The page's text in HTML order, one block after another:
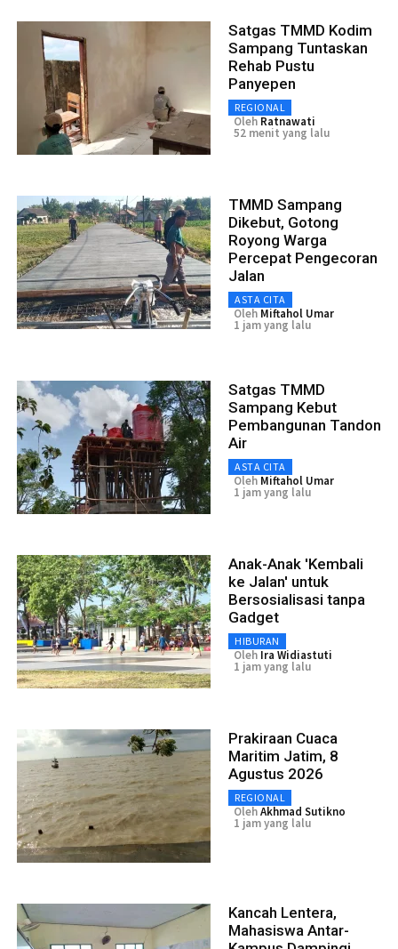
Satgas TMMD Kodim
Sampang Tuntaskan
Rehab Pustu
Panyepen
REGIONAL
Oleh Ratnawati
52 menit yang lalu
TMMD Sampang
Dikebut, Gotong
Royong Warga
Percepat Pengecoran
Jalan
ASTA CITA
Oleh Miftahol Umar
1 jam yang lalu
Satgas TMMD
Sampang Kebut
Pembangunan Tandon
Air
ASTA CITA
Oleh Miftahol Umar
1 jam yang lalu
Anak-Anak 'Kembali
ke Jalan' untuk
Bersosialisasi tanpa
Gadget
HIBURAN
Oleh Ira Widiastuti
1 jam yang lalu
Prakiraan Cuaca
Maritim Jatim, 8
Agustus 2026
REGIONAL
OlehAkhmad Sutikno
1 jam yang lalu
Kancah Lentera,
Mahasiswa Antar-